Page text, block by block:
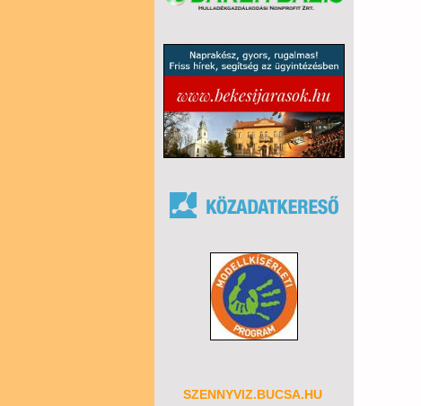
SZENNYVIZ.BUCSA.HU